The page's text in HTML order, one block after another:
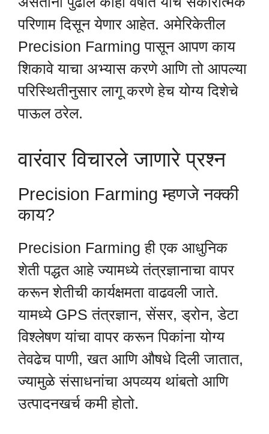
परिणाम दिसून येणार आहेत. अमेरिकेतील
Precision Farming पासून आपण काय
शिकावे याचा अभ्यास करणे आणि तो आपल्या
परिस्थितीनुसार लागू करणे हेच योग्य दिशेचे
पाऊल ठरेल.
वारंवार विचारले जाणारे प्रश्न
Precision Farming म्हणजे नक्की
काय?
Precision Farming ही एक आधुनिक
शेती पद्धत आहे ज्यामध्ये तंत्रज्ञानाचा वापर
करून शेतीची कार्यक्षमता वाढवली जाते.
यामध्ये GPS तंत्रज्ञान, सेंसर, ड्रोन, डेटा
विश्लेषण यांचा वापर करून पिकांना योग्य
तेवढेच पाणी, खत आणि औषधे दिली जातात,
ज्यामुळे संसाधनांचा अपव्यय थांबतो आणि
उत्पादनखर्च कमी होतो.